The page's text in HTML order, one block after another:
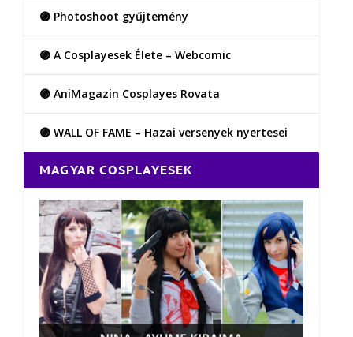
🟣 Photoshoot gyűjtemény
🟣 A Cosplayesek Élete – Webcomic
🟣 AniMagazin Cosplayes Rovata
🟣 WALL OF FAME – Hazai versenyek nyertesei
MAGYAR COSPLAYESEK